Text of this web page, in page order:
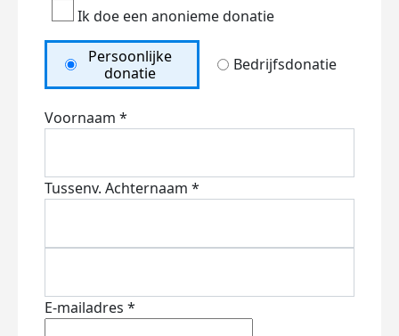
Ik doe een anonieme donatie
Persoonlijke
donatie
Bedrijfsdonatie
Voornaam *
Tussenv. Achternaam *
E-mailadres *